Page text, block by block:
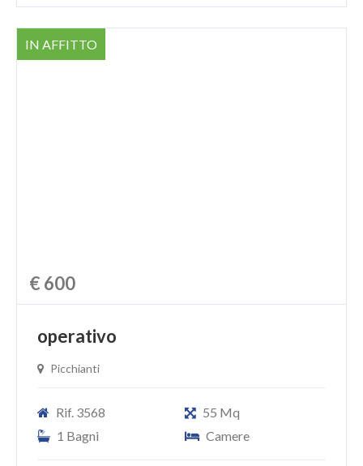
IN AFFITTO
€ 600
operativo
Picchianti
Rif. 3568
55 Mq
1 Bagni
Camere